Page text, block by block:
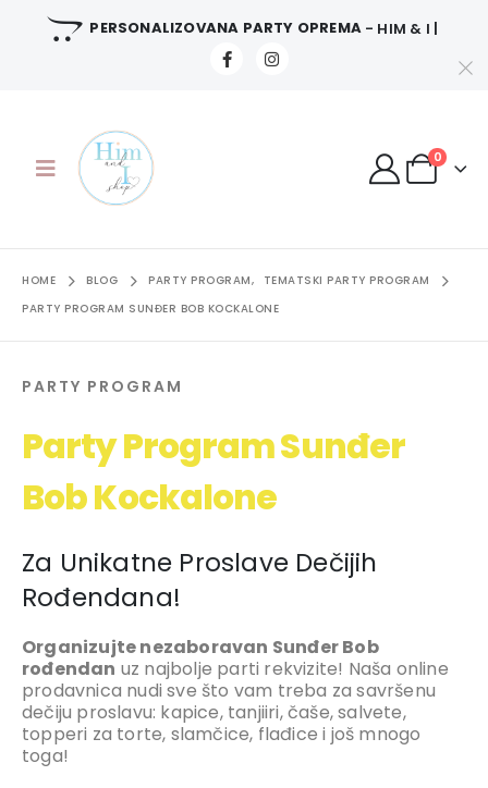
PERSONALIZOVANA PARTY OPREMA - HIM & I |
0
HOME BLOG PARTY PROGRAM,
TEMATSKI PARTY PROGRAM
PARTY PROGRAM SUNĐER BOB KOCKALONE
PARTY PROGRAM
Party Program Sunđer
Bob Kockalone
Za Unikatne Proslave Dečijih
Rođendana!
Organizujte nezaboravan Sunđer Bob
rođendan uz najbolje parti rekvizite! Naša online
prodavnica nudi sve što vam treba za savršenu
dečiju proslavu: kapice, tanjiiri, čaše, salvete,
topperi za torte, slamčice, flađice i još mnogo
toga!